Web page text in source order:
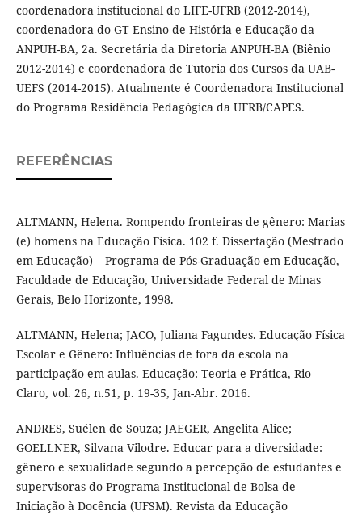
coordenadora institucional do LIFE-UFRB (2012-2014),
coordenadora do GT Ensino de História e Educação da
ANPUH-BA, 2a. Secretária da Diretoria ANPUH-BA (Biênio
2012-2014) e coordenadora de Tutoria dos Cursos da UAB-
UEFS (2014-2015). Atualmente é Coordenadora Institucional
do Programa Residência Pedagógica da UFRB/CAPES.
REFERÊNCIAS
ALTMANN, Helena. Rompendo fronteiras de gênero: Marias
(e) homens na Educação Física. 102 f. Dissertação (Mestrado
em Educação) – Programa de Pós-Graduação em Educação,
Faculdade de Educação, Universidade Federal de Minas
Gerais, Belo Horizonte, 1998.
ALTMANN, Helena; JACO, Juliana Fagundes. Educação Física
Escolar e Gênero: Influências de fora da escola na
participação em aulas. Educação: Teoria e Prática, Rio
Claro, vol. 26, n.51, p. 19-35, Jan-Abr. 2016.
ANDRES, Suélen de Souza; JAEGER, Angelita Alice;
GOELLNER, Silvana Vilodre. Educar para a diversidade:
gênero e sexualidade segundo a percepção de estudantes e
supervisoras do Programa Institucional de Bolsa de
Iniciação à Docência (UFSM). Revista da Educação